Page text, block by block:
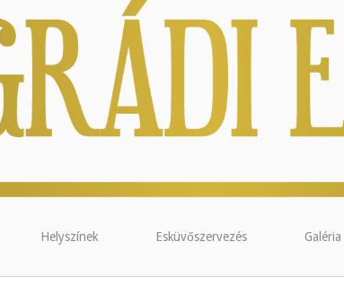
Helyszínek Esküvőszervezés Galéria